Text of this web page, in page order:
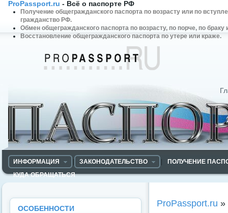
ProPassport.ru - Всё о паспорте РФ
Получение общегражданского паспорта по возрасту или по
гражданство РФ.
Обмен общегражданского паспорта по возрасту, по порче, по
Восстановление общегражданского паспорта по утере или краже.
ИНФОРМАЦИЯ ЗАКОНОДАТЕЛЬСТВО
ПОЛУЧЕНИЕ
КУДА ОБРАЩАТЬСЯ
ProPassport.ru
ОСОБЕННОСТИ